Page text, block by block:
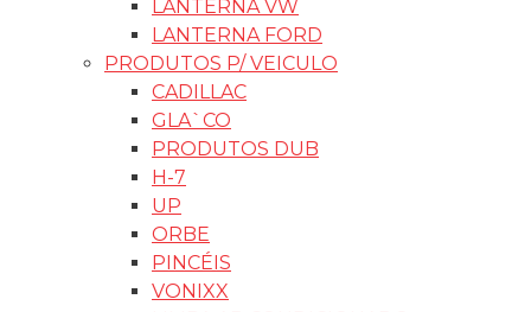
LANTERNA VW
LANTERNA FORD
PRODUTOS P/ VEICULO
CADILLAC
GLA`CO
PRODUTOS DUB
H-7
UP
ORBE
PINCÉIS
VONIXX